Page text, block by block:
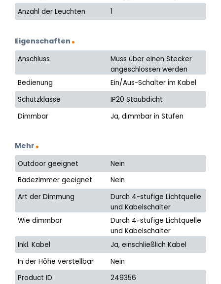
Anzahl der Leuchten
1
Eigenschaften
Anschluss
Muss über einen Stecker
angeschlossen werden
Bedienung
Ein/Aus-Schalter im Kabel
Schutzklasse
IP20 Staubdicht
Dimmbar
Ja, dimmbar in Stufen
Mehr
Outdoor geeignet
Nein
Badezimmer geeignet
Nein
Art der Dimmung
Durch 4-stufige Lichtquelle
und Kabelschalter
Wie dimmbar
Durch 4-stufige Lichtquelle
und Kabelschalter
Inkl. Kabel
Ja, einschließlich Kabel
In der Höhe verstellbar
Nein
Product ID
249356